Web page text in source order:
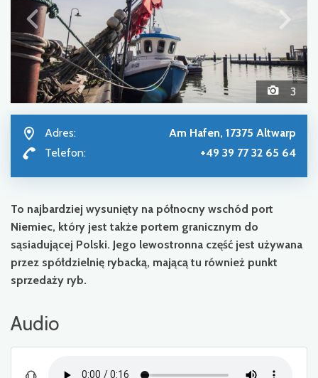
3
Adres:
Am Hafen, 17375 Altwarp
Telefon:
+49 39 77 32 65 64
To najbardziej wysunięty na północny wschód port
Niemiec, który jest także portem granicznym do
sąsiadującej Polski. Jego lewostronna część jest używana
przez spółdzielnię rybacką, mającą tu również punkt
sprzedaży ryb.
Audio